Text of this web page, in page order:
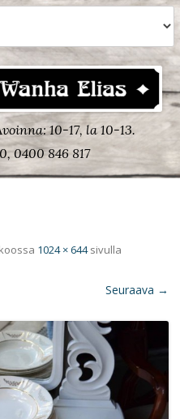
10-17, la 10-13.
0400 846 817
1024 × 644sivulla
Seuraava →